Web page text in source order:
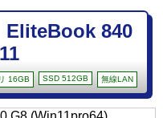
EliteBook 840
16GB SSD 512GB 無線LAN